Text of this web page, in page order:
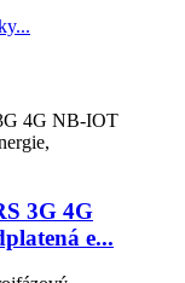
3G 4G
e...